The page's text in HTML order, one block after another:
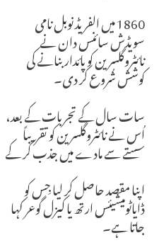
1860 میں الفریڈ نوبل نامی
سویڈش سائنس دان نے
نائٹروگلسرین کو پائدار بنانے کی
کوشش شُروع کر دی۔
سات سال کے تجربات کے بعد،
اُس نے نائٹروگلسرین کو تقریباً
سستے سے مادے میں جذب کر کے
اپنا مقصد حاصل کر لیا جِس کو
ڈایاٹومیشیئس ارتھ یا کیزل گوعر کہا
جاتا ہے۔